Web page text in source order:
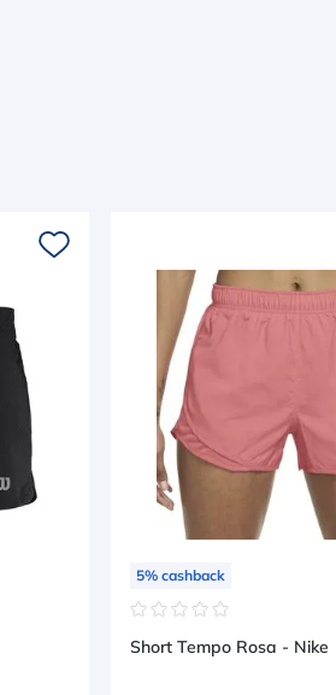
5% cashback
☆☆☆☆☆
Short Tempo Rosa - Nike